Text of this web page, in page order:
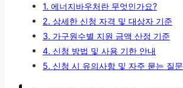
1. 에너지바우처란 무엇인가요?
2. 상세한 신청 자격 및 대상자 기준
3. 가구원수별 지원 금액 산정 기준
4. 신청 방법 및 사용 기한 안내
5. 신청 시 유의사항 및 자주 묻는 질문